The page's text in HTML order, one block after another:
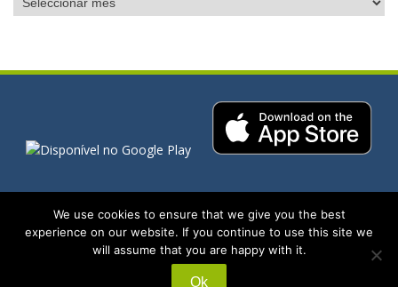
Copyright. All rights reserved.
Proudly powered by WordPress
We use cookies to ensure that we give you the best
experience on our website. If you continue to use this site we
will assume that you are happy with it.
Ok